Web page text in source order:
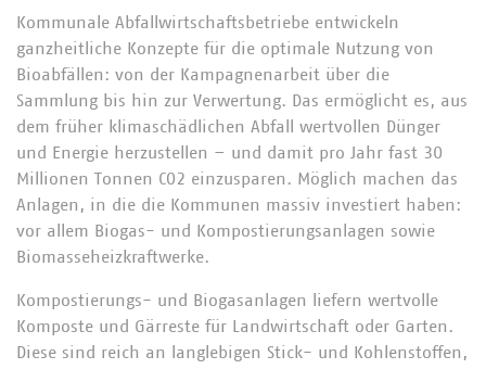
Kommunale Abfallwirtschaftsbetriebe entwickeln
ganzheitliche Konzepte für die optimale Nutzung von
Bioabfällen: von der Kampagnenarbeit über die
Sammlung bis hin zur Verwertung. Das ermöglicht es, aus
dem früher klimaschädlichen Abfall wertvollen Dünger
und Energie herzustellen – und damit pro Jahr fast 30
Millionen Tonnen CO2 einzusparen. Möglich machen das
Anlagen, in die die Kommunen massiv investiert haben:
vor allem Biogas- und Kompostierungsanlagen sowie
Biomasseheizkraftwerke.
Kompostierungs- und Biogasanlagen liefern wertvolle
Komposte und Gärreste für Landwirtschaft oder Garten.
Diese sind reich an langlebigen Stick- und Kohlenstoffen,